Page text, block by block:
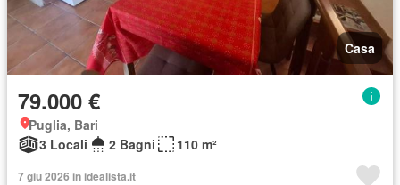
Casa
79.000 €
Puglia, Bari
3 Locali
2 Bagni 110 m²
7 giu 2026 in idealista.it